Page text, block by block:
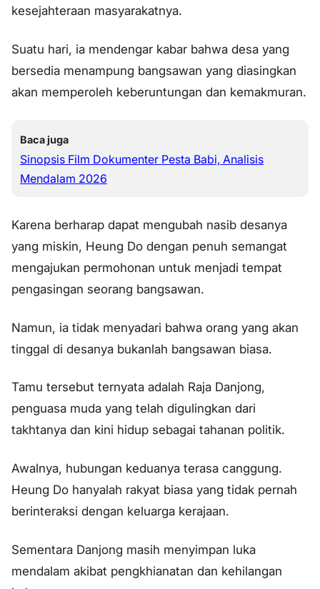
kesejahteraan masyarakatnya.
Suatu hari, ia mendengar kabar bahwa desa yang
bersedia menampung bangsawan yang diasingkan
akan memperoleh keberuntungan dan kemakmuran.
Baca juga
Sinopsis Film Dokumenter Pesta Babi, Analisis
Mendalam 2026
Karena berharap dapat mengubah nasib desanya
yang miskin, Heung Do dengan penuh semangat
mengajukan permohonan untuk menjadi tempat
pengasingan seorang bangsawan.
Namun, ia tidak menyadari bahwa orang yang akan
tinggal di desanya bukanlah bangsawan biasa.
Tamu tersebut ternyata adalah Raja Danjong,
penguasa muda yang telah digulingkan dari
takhtanya dan kini hidup sebagai tahanan politik.
Awalnya, hubungan keduanya terasa canggung.
Heung Do hanyalah rakyat biasa yang tidak pernah
berinteraksi dengan keluarga kerajaan.
Sementara Danjong masih menyimpan luka
mendalam akibat pengkhianatan dan kehilangan